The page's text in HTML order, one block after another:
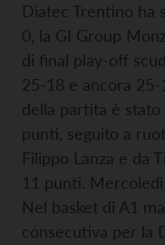
Diatec Trentino ha
0, la GI Group
di final play-off
25-18 e ancora
della partita è stato
punti, seguito a
Filippo Lanza e da
11 punti.
Nel basket di A1
consecutiva per la